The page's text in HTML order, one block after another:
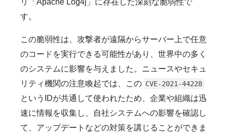
リ「Apache Log4j」に存在した深刻な脆弱性で
す。
この脆弱性は、攻撃者が遠隔からサーバー上で任意
のコードを実行できる可能性があり、世界中の多く
のシステムに影響を与えました。ニュースやセキュ
リティ機関の注意喚起では、この CVE-2021-44228
というIDが共通して使われたため、企業や組織は迅
速に情報を収集し、自社システムへの影響を確認し
て、アップデートなどの対策を講じることができま